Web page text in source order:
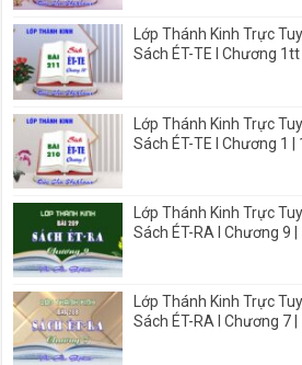
Lớp Thánh Kinh Trực
Sách ÉT-TE I Chương
Lớp Thánh Kinh Trực
Sách ÉT-TE I Chương 1
Lớp Thánh Kinh Trực
Sách ÉT-RA I Chương 9
Lớp Thánh Kinh Trực
Sách ÉT-RA I Chương 7